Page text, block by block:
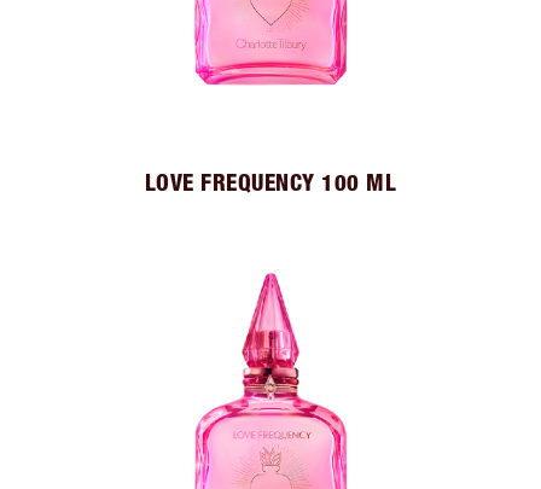
LOVE FREQUENCY 100 ML